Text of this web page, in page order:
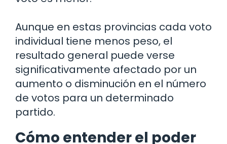
Aunque en estas provincias cada voto
individual tiene menos peso, el
resultado general puede verse
significativamente afectado por un
aumento o disminución en el número
de votos para un determinado
partido.
Cómo entender el poder